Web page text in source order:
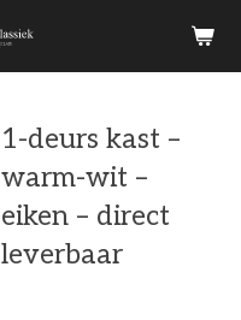
1-deurs kast –
warm-wit –
eiken – direct
leverbaar